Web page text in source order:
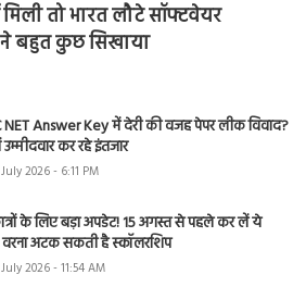
तो भारत लौटे सॉफ्टवेयर
ने बहुत कुछ सिखाया
NET Answer Key में देरी की वजह पेपर लीक विवाद?
कर रहे इंतजार
2026 - 6:11 PM
के लिए बड़ा अपडेट! 15 अगस्त से पहले कर लें ये
अटक सकती है स्कॉलरशिप
2026 - 11:54 AM